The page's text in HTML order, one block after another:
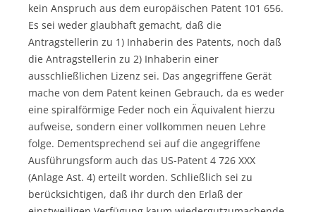
kein Anspruch aus dem europäischen Patent 101 656.
Es sei weder glaubhaft gemacht, daß die
Antragstellerin zu 1) Inhaberin des Patents, noch daß
die Antragstellerin zu 2) Inhaberin einer
ausschließlichen Lizenz sei. Das angegriffene Gerät
mache von dem Patent keinen Gebrauch, da es weder
eine spiralförmige Feder noch ein Äquivalent hierzu
aufweise, sondern einer vollkommen neuen Lehre
folge. Dementsprechend sei auf die angegriffene
Ausführungsform auch das US-Patent 4 726 XXX
(Anlage Ast. 4) erteilt worden. Schließlich sei zu
berücksichtigen, daß ihr durch den Erlaß der